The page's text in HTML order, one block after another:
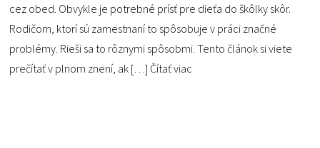
cez obed. Obvykle je potrebné prísť pre dieťa do škôlky skôr.
Rodičom, ktorí sú zamestnaní to spôsobuje v práci značné
problémy. Rieši sa to rôznymi spôsobmi. Tento článok si viete
prečítať v plnom znení, ak […]Čítať viac